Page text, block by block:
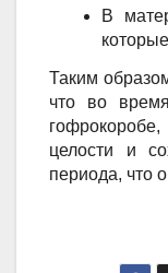
В
Таким
что во
целости и
периода, что